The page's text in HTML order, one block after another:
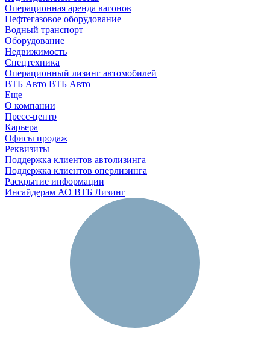
Операционная аренда вагонов
Нефтегазовое оборудование
Водный транспорт
Оборудование
Недвижимость
Спецтехника
Операционный лизинг автомобилей
ВТБ Авто ВТБ Авто
Еще
О компании
Пресс-центр
Карьера
Офисы продаж
Реквизиты
Поддержка клиентов автолизинга
Поддержка клиентов оперлизинга
Раскрытие информации
Инсайдерам АО ВТБ Лизинг